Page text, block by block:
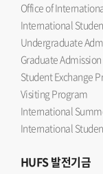
Office of
International
Undergraduate
Graduate Admission
Student Exchange
Visiting Program
International
International
HUFS발전기금